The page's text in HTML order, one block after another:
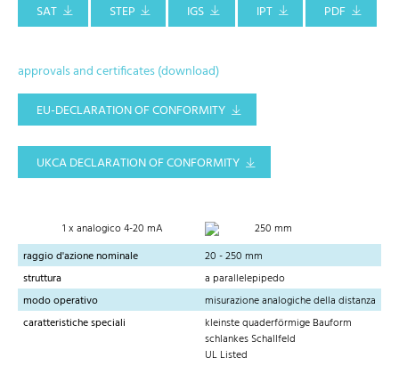
SAT
STEP IGS IPT PDF
approvals and certificates (download)
EU-DECLARATION OF CONFORMITY
UKCA DECLARATION OF CONFORMITY
1 x analogico 4-20 mA
250 mm
raggio d'azione nominale
20 - 250 mm
struttura
a parallelepipedo
modo operativo
misurazione analogiche della distanza
caratteristiche speciali
kleinste quaderförmige Bauform
schlankes Schallfeld
UL Listed